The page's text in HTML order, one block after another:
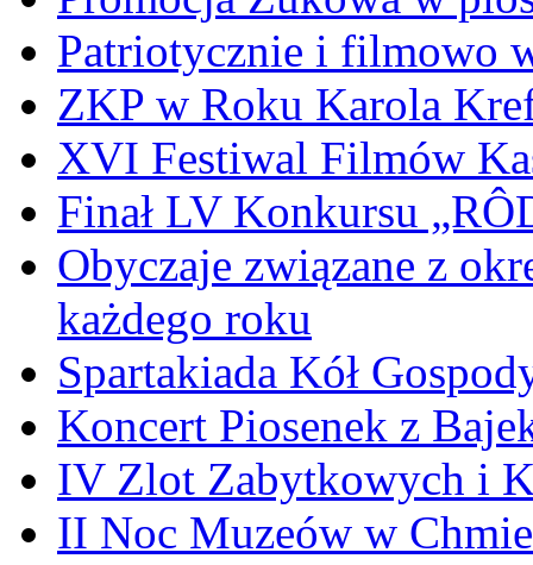
Patriotycznie i filmowo
ZKP w Roku Karola
XVI Festiwal Filmów
Finał LV Konkursu
Obyczaje związane z
każdego roku
Spartakiada Kół
Koncert Piosenek z
IV Zlot Zabytkowych i
II Noc Muzeów w